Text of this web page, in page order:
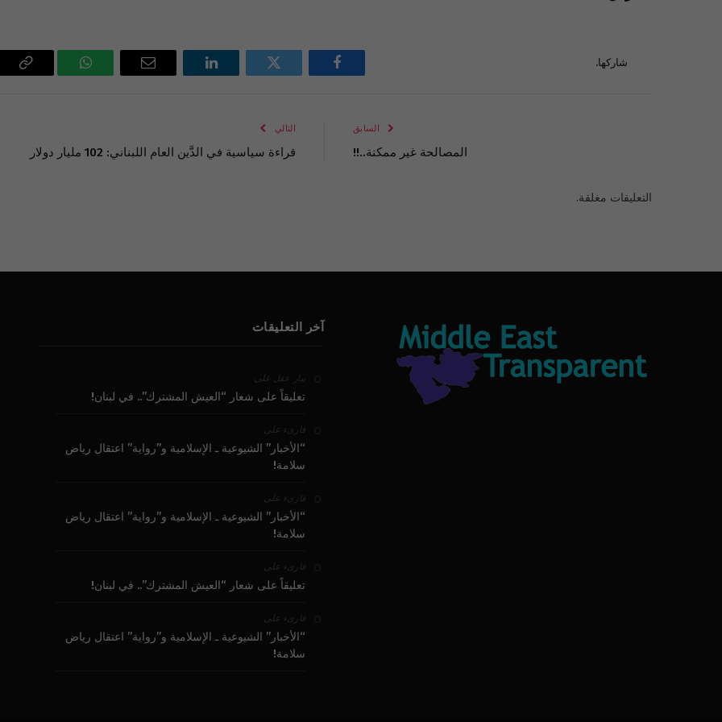
شاركها.
فيسبوك تويتر لينكدإن
البريد
واتساب
السابق
المصالحة غير ممكنة..!!
التالي
قراءة سياسية في الدَّين العام اللبناني: 102 مليار دولار
التعليقات مغلقة.
آخر التعليقات
بيار عقل على
تعليقاً على شعار “العيش المشترك”.. في لبنان!
قارىء على
“الأخبار” الشيوعية ـ الإسلامية و”رواية” اعتقال رياض
سلامة!
قارىء على
“الأخبار” الشيوعية ـ الإسلامية و”رواية” اعتقال رياض
سلامة!
قارىء على
تعليقاً على شعار “العيش المشترك”.. في لبنان!
قارىء على
“الأخبار” الشيوعية ـ الإسلامية و”رواية” اعتقال رياض
سلامة!